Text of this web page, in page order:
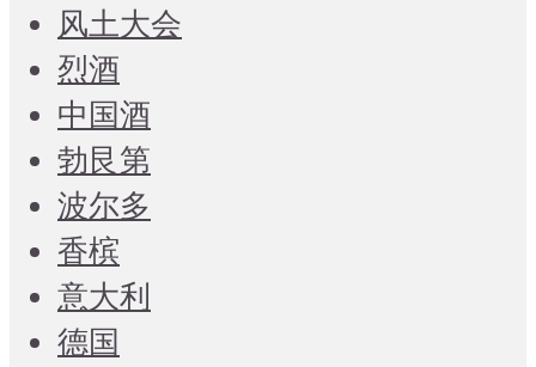
风土大会
烈酒
中国酒
勃艮第
波尔多
香槟
意大利
德国